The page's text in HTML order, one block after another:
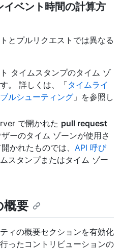
イベント時間の計算方
とプルリクエストでは異なる
タイムスタンプのタイム ゾ
。 詳しくは、「タイムライ
ルシューティング 」を参照し
で開かれた pull request
ーのタイム ゾーンが使用さ
かれたものでは、 API 呼び
スタンプまたはタイム ゾー
概要
ィの概要セクションを有効化
ったコントリビューションの